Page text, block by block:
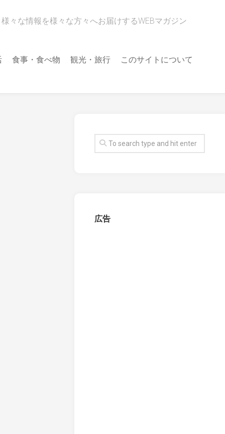
様々な情報を様々な方々へお届けするWEBマガジン
食事・食べ物 観光・旅行 このサイトについて
広告